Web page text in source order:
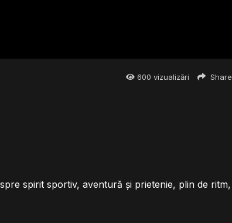
600 vizualizări Share
spirit sportiv, aventură și prietenie, plin de ritm,